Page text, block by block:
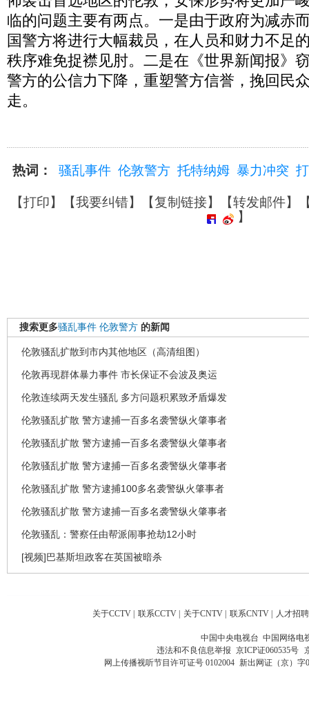
临的问题主要有两点。一是由于政府为减赤
国警方将进行大幅裁员，在人员和财力不足
秩序难免捉襟见肘。二是在《世界新闻报》
警方的公信力下降，重塑警方信誉，挽回民
走。
热词： 骚乱事件 伦敦警方 托特纳姆 暴力冲突
【打印】【我要纠错】【复制链接】【转发邮件】
】
搜索更多骚乱事件 伦敦警方 的新闻
伦敦骚乱扩散到市内其他地区（高清组图）
伦敦再现群体暴力事件 市长保证不会波及奥运
伦敦连续两天发生骚乱 多方问题积累致矛盾爆发
伦敦骚乱扩散 警方逮捕一百多名袭警纵火肇事者
伦敦骚乱扩散 警方逮捕一百多名袭警纵火肇事者
伦敦骚乱扩散 警方逮捕一百多名袭警纵火肇事者
伦敦骚乱扩散 警方逮捕100多名袭警纵火肇事者
伦敦骚乱扩散 警方逮捕一百多名袭警纵火肇事者
伦敦骚乱：警察任由帮派闹事抢劫12小时
[视频]巴基斯坦政客在英国被暗杀
关于CCTV | 联系CCTV | 关于CNTV | 联系CNTV | 人才招聘
中国中央电视台 中国网络电
违法和不良信息举报 京ICP证060535号
网上传播视听节目许可证号 0102004 新出网证（京）